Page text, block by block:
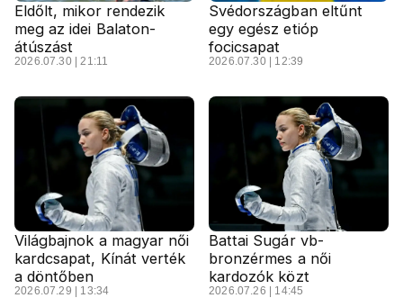
Eldőlt, mikor rendezik
meg az idei Balaton-
átúszást
2026.07.30 | 21:11
Svédországban eltűnt
egy egész etióp
focicsapat
2026.07.30 | 12:39
Világbajnok a magyar női
kardcsapat, Kínát verték
a döntőben
2026.07.29 | 13:34
Battai Sugár vb-
bronzérmes a női
kardozók közt
2026.07.26 | 14:45